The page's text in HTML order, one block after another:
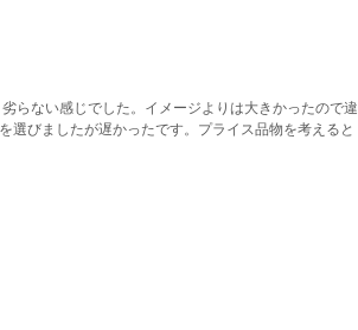
らない感じでした。イメージよりは大きかったので違
選びましたが遅かったです。プライス品物を考えると